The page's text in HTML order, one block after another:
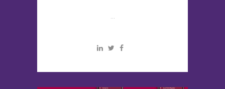
...